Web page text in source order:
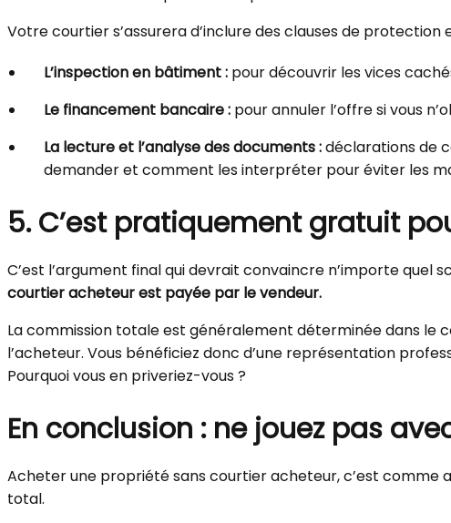
Votre courtier s’assurera d’inclure des clauses de protection
L’inspection en bâtiment : pour découvrir les vices
Le financement bancaire : pour annuler l’offre si vous
La lecture et l’analyse des documents :déclarations de
demander et comment les interpréter pour éviter les
5. C’est pratiquement gratuit
C’est l’argument final qui devrait convaincre n’importe quel
courtier acheteur est payée par le vendeur.
La commission totale est généralement déterminée dans le
l’acheteur. Vous bénéficiez donc d’une représentation
Pourquoi vous en priveriez-vous ?
En conclusion : ne jouez pas
Acheter une propriété sans courtier acheteur, c’est comme
total.